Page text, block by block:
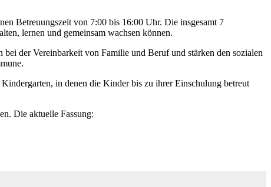
Betreuungszeit von 7:00 bis 16:00 Uhr. Die insgesamt 7
lernen und gemeinsam wachsen können.
der Vereinbarkeit von Familie und Beruf und stärken den sozialen
in denen die Kinder bis zu ihrer Einschulung betreut
Die aktuelle Fassung: